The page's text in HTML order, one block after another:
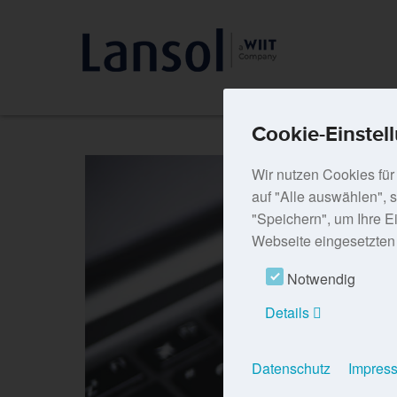
Cookie-
Wir nutzen Cookies
auf "Alle auswählen",
"Speichern", um Ihre
Webseite
Notwendig
Details
Datenschutz